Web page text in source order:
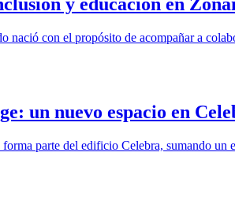
nació con el propósito de acompañar a
un nuevo espacio en
parte del edificio Celebra, sumando un